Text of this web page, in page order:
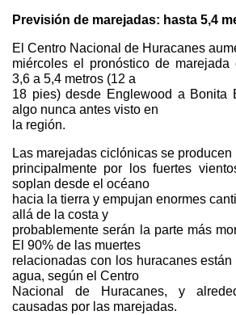
Previsión de marejadas: hasta 5,4
El Centro Nacional de Huracanes
miércoles el pronóstico de
3,6 a 5,4 metros (12 a
18 pies) desde Englewood a Bonita
algo nunca antes visto en
la región.
Las marejadas ciclónicas se producen
principalmente por los fuertes
soplan desde el océano
hacia la tierra y empujan enormes
allá de la costa y
probablemente serán la parte más
El 90% de las muertes
relacionadas con los huracanes están
agua, según el Centro
Nacional de Huracanes, y
causadas por las marejadas.